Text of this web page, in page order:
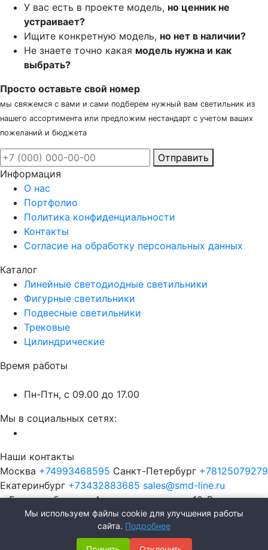
У вас есть в проекте модель, но ценник не
устраивает?
Ищите конкретную модель, но нет в наличии?
Не знаете точно какая модель нужна и как
выбрать?
Просто оставьте свой номер
мы свяжемся с вами и сами подберем нужный вам светильник из
нашего ассортимента или предложим нестандарт с учетом ваших
пожеланий и бюджета
Отправить
Информация
О нас
Портфолио
Политика конфиденциальности
Контакты
Согласие на обработку персональных данных
Каталог
Линейные светодиодные светильники
Фигурные светильники
Подвесные светильники
Трековые
Цилиндрические
Время работы
Пн-Птн, с 09.00 до 17.00
Мы в социальных сетях:
Наши контакты
Москва +74993468595 Санкт-Петербург +78125079279
Екатеринбург +73432883685 sales@smd-line.ru
г. Екатеринбург, ул. Автомагистральная 10-В
Мы используем файлы cookie для улучшения работы
сайта. Подробнее